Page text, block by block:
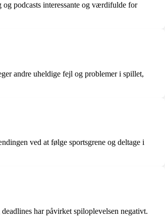
podcasts interessante og værdifulde for
andre uheldige fejl og problemer i spillet,
ved at følge sportsgrene og deltage i
har påvirket spiloplevelsen negativt.